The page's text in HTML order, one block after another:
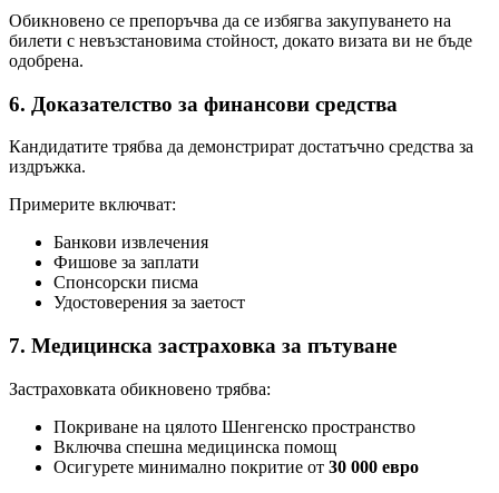
Обикновено се препоръчва да се избягва закупуването на
билети с невъзстановима стойност, докато визата ви не бъде
одобрена.
6. Доказателство за финансови средства
Кандидатите трябва да демонстрират достатъчно средства за
издръжка.
Примерите включват:
Банкови извлечения
Фишове за заплати
Спонсорски писма
Удостоверения за заетост
7. Медицинска застраховка за пътуване
Застраховката обикновено трябва:
Покриване на цялото Шенгенско пространство
Включва спешна медицинска помощ
Осигурете минимално покритие от 30 000 евро